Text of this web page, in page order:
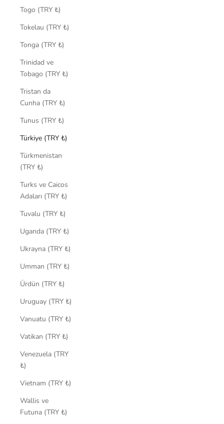
Togo (TRY ₺)
Tokelau (TRY ₺)
Tonga (TRY ₺)
Trinidad ve
Tobago (TRY ₺)
Tristan da
Cunha (TRY ₺)
Tunus (TRY ₺)
Türkiye (TRY ₺)
Türkmenistan
(TRY ₺)
Turks ve Caicos
Adaları (TRY ₺)
Tuvalu (TRY ₺)
Uganda (TRY ₺)
Ukrayna (TRY ₺)
Umman (TRY ₺)
Ürdün (TRY ₺)
Uruguay (TRY ₺)
Vanuatu (TRY ₺)
Vatikan (TRY ₺)
Venezuela (TRY
₺)
Vietnam (TRY ₺)
Wallis ve
Futuna (TRY ₺)